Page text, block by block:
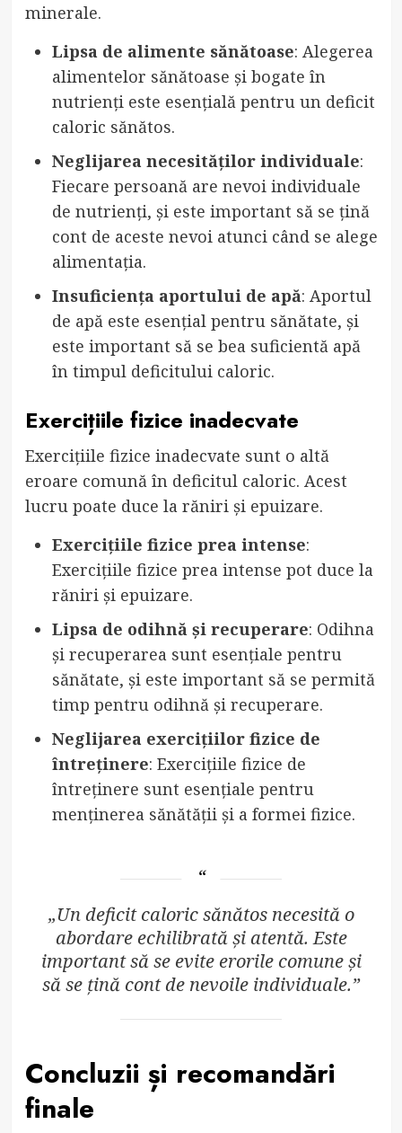
minerale.
Lipsa de alimente sănătoase: Alegerea
alimentelor sănătoase și bogate în
nutrienți este esențială pentru un deficit
caloric sănătos.
Neglijarea necesităților individuale:
Fiecare persoană are nevoi individuale
de nutrienți, și este important să se țină
cont de aceste nevoi atunci când se alege
alimentația.
Insuficiența aportului de apă: Aportul
de apă este esențial pentru sănătate, și
este important să se bea suficientă apă
în timpul deficitului caloric.
Exercițiile fizice inadecvate
Exercițiile fizice inadecvate sunt o altă
eroare comună în deficitul caloric. Acest
lucru poate duce la răniri și epuizare.
Exercițiile fizice prea intense:
Exercițiile fizice prea intense pot duce la
răniri și epuizare.
Lipsa de odihnă și recuperare: Odihna
și recuperarea sunt esențiale pentru
sănătate, și este important să se permită
timp pentru odihnă și recuperare.
Neglijarea exercițiilor fizice de
întreținere: Exercițiile fizice de
întreținere sunt esențiale pentru
menținerea sănătății și a formei fizice.
„Un deficit caloric sănătos necesită o
abordare echilibrată și atentă. Este
important să se evite erorile comune și
să se țină cont de nevoile individuale.”
Concluzii și recomandări
finale